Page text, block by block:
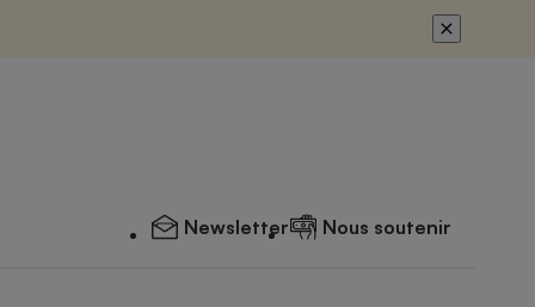
Newsletter Nous soutenir